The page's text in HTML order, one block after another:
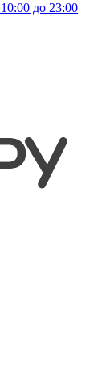
до 23:00